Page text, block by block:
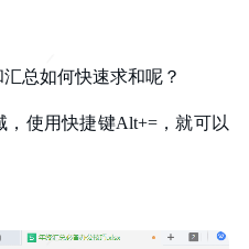
总如何快速求和呢？
使用快捷键Alt+=，就可以